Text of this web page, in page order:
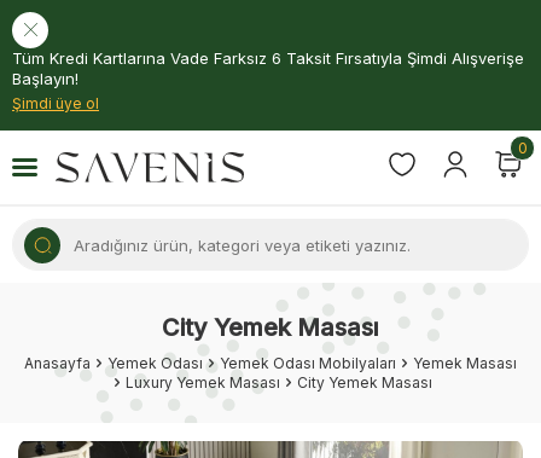
Tüm Kredi Kartlarına Vade Farksız 6 Taksit Fırsatıyla Şimdi Alışverişe
Başlayın!
Şimdi üye ol
0
City Yemek Masası
Anasayfa Yemek Odası Yemek Odası Mobilyaları
Yemek Masası
Luxury Yemek Masası
City Yemek Masası